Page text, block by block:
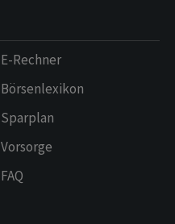
E-Rechner
Börsenlexikon
Sparplan
Vorsorge
FAQ